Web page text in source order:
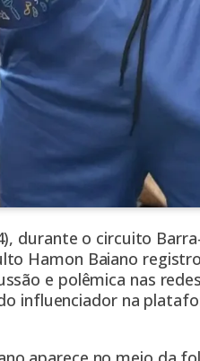
durante o circuito
Hamon Baiano
e polêmica nas
influenciador na